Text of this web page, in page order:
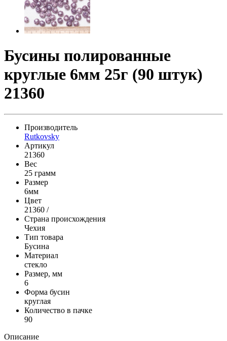
Бусины полированные
круглые 6мм 25г (90 штук)
21360
Производитель
Rutkovsky
Артикул
21360
Вес
25 грамм
Размер
6мм
Цвет
21360 /
Страна происхождения
Чехия
Тип товара
Бусина
Материал
стекло
Размер, мм
6
Форма бусин
круглая
Количество в пачке
90
Описание